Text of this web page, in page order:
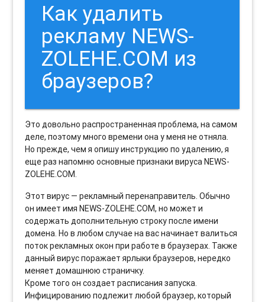
Как удалить
рекламу NEWS-
ZOLEHE.COM из
браузеров?
Это довольно распространенная проблема, на самом
деле, поэтому много времени она у меня не отняла.
Но прежде, чем я опишу инструкцию по удалению, я
еще раз напомню основные признаки вируса NEWS-
ZOLEHE.COM.
Этот вирус — рекламный перенаправитель. Обычно
он имеет имя NEWS-ZOLEHE.COM, но может и
содержать дополнительную строку после имени
домена. Но в любом случае на вас начинает валиться
поток рекламных окон при работе в браузерах. Также
данный вирус поражает ярлыки браузеров, нередко
меняет домашнюю страничку.
Кроме того он создает расписания запуска.
Инфицированию подлежит любой браузер, который